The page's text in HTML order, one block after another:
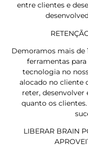
entre clientes e
Demoramos mais de
ferramentas
tecnologia no
alocado no cliente
reter, desenvolver
quanto os clientes.
LIBERAR BRAIN